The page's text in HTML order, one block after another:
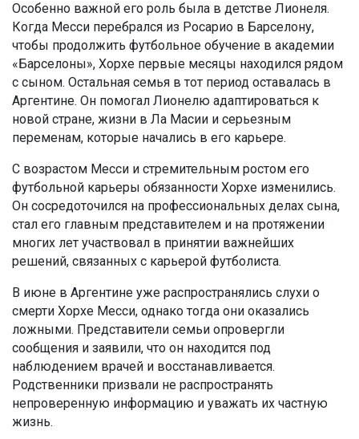
Особенно важной его роль была в детстве Лионеля.
Когда Месси перебрался из Росарио в Барселону,
чтобы продолжить футбольное обучение в академии
«Барселоны», Хорхе первые месяцы находился рядом
с сыном. Остальная семья в тот период оставалась в
Аргентине. Он помогал Лионелю адаптироваться к
новой стране, жизни в Ла Масии и серьезным
переменам, которые начались в его карьере.
С возрастом Месси и стремительным ростом его
футбольной карьеры обязанности Хорхе изменились.
Он сосредоточился на профессиональных делах сына,
стал его главным представителем и на протяжении
многих лет участвовал в принятии важнейших
решений, связанных с карьерой футболиста.
В июне в Аргентине уже распространялись слухи о
смерти Хорхе Месси, однако тогда они оказались
ложными. Представители семьи опровергли
сообщения и заявили, что он находится под
наблюдением врачей и восстанавливается.
Родственники призвали не распространять
непроверенную информацию и уважать их частную
жизнь.